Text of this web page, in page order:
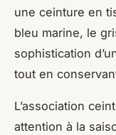
une ceinture en
bleu marine, le
sophistication
tout en
L’association
attention à la